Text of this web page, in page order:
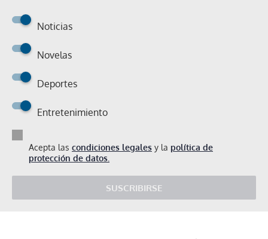
Noticias
Novelas
Deportes
Entretenimiento
Acepta las condiciones legales y la política de
protección de datos.
SUSCRIBIRSE